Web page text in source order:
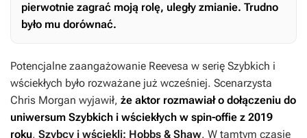
pierwotnie zagrać moją rolę, uległy zmianie. Trudno
było mu dorównać.
Potencjalne zaangażowanie Reevesa w serię Szybkich i
wściekłych było rozważane już wcześniej. Scenarzysta
Chris Morgan wyjawił, że aktor rozmawiał o dołączeniu do
uniwersum Szybkich i wściekłych w spin-offie z 2019
roku, Szybcy i wściekli: Hobbs & Shaw. W tamtym czasie